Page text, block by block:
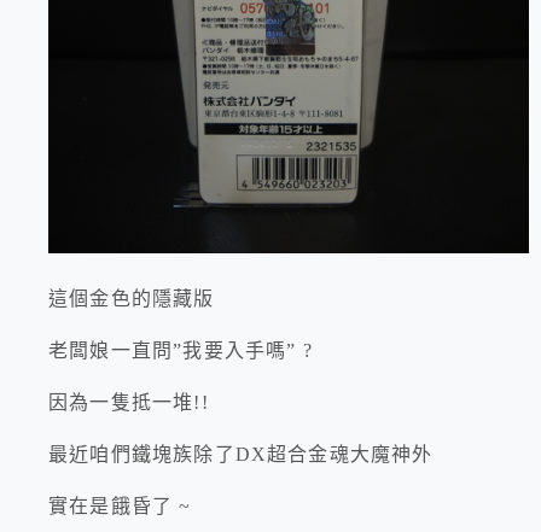
這個金色的隱藏版
老闆娘一直問”我要入手嗎” ?
因為一隻抵一堆!!
最近咱們鐵塊族除了DX超合金魂大魔神外
實在是餓昏了 ~